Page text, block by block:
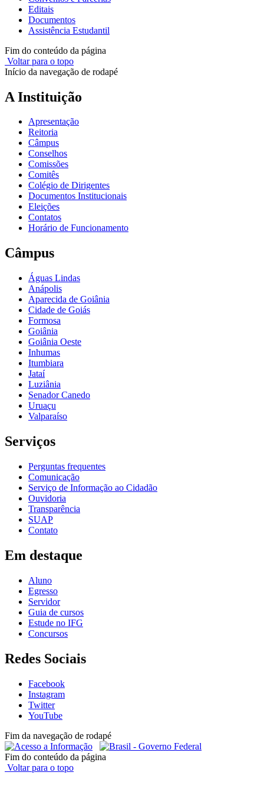
Editais
Documentos
Assistência Estudantil
Fim do conteúdo da página
Voltar para o topo
Início da navegação de rodapé
A Instituição
Apresentação
Reitoria
Câmpus
Conselhos
Comissões
Comitês
Colégio de Dirigentes
Documentos Institucionais
Eleições
Contatos
Horário de Funcionamento
Câmpus
Águas Lindas
Anápolis
Aparecida de Goiânia
Cidade de Goiás
Formosa
Goiânia
Goiânia Oeste
Inhumas
Itumbiara
Jataí
Luziânia
Senador Canedo
Uruaçu
Valparaíso
Serviços
Perguntas frequentes
Comunicação
Serviço de Informação ao Cidadão
Ouvidoria
Transparência
SUAP
Contato
Em destaque
Aluno
Egresso
Servidor
Guia de cursos
Estude no IFG
Concursos
Redes Sociais
Facebook
Instagram
Twitter
YouTube
Fim da navegação de rodapé
Fim do conteúdo da página
Voltar para o topo